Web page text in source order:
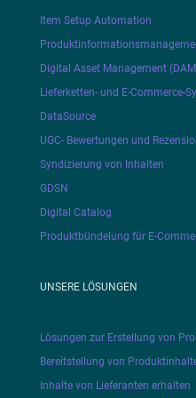
Item Setup Automation
Digital Asset Management
Lieferketten- und E-Commerce-
DataSource
UGC- Bewertungen und
Syndizierung von Inhalten
GDSN
Digital Catalog
Produktbündelung für E-
UNSERE LÖSUNGEN
Lösungen zur Erstellung von
Bereitstellung von
Inhalte von Lieferanten erhalten